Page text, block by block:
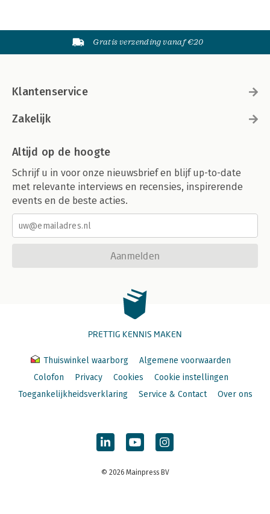
Gratis verzending vanaf €20
Klantenservice
Zakelijk
Altijd op de hoogte
Schrijf u in voor onze nieuwsbrief en blijf up-to-date
met relevante interviews en recensies, inspirerende
events en de beste acties.
Aanmelden
PRETTIG KENNIS MAKEN
Thuiswinkel waarborg
Algemene voorwaarden
Colofon
Privacy Cookies
Cookie instellingen
Toegankelijkheidsverklaring
Service & Contact Over ons
© 2026 Mainpress BV